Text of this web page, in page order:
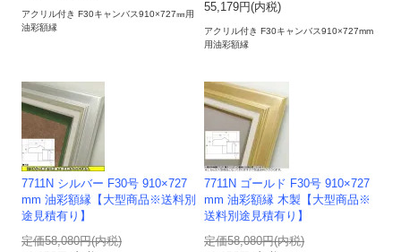
アクリル付き F30キャンバス910×727㎜用
油彩額縁
55,179円(内税)
アクリル付き F30キャンバス910×727mm
用油彩額縁
7711N シルバー F30号 910×727
mm 油彩額縁【大型商品※送料別
途見積有り】
定価58,080円(内税)
7711N ゴールド F30号 910×727
mm 油彩額縁 木製【大型商品※
送料別途見積有り】
定価58,080円(内税)